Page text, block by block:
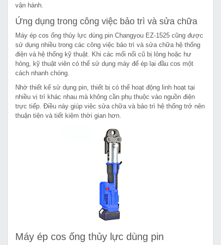
vận hành.
Ứng dụng trong công việc bảo trì và sửa chữa
Máy ép cos ống thủy lực dùng pin Changyou EZ-1525 cũng được
sử dụng nhiều trong các công việc bảo trì và sửa chữa hệ thống
điện và hệ thống kỹ thuật. Khi các mối nối cũ bị lỏng hoặc hư
hỏng, kỹ thuật viên có thể sử dụng máy để ép lại đầu cos một
cách nhanh chóng.
Nhờ thiết kế sử dụng pin, thiết bị có thể hoạt động linh hoạt tại
nhiều vị trí khác nhau mà không cần phụ thuộc vào nguồn điện
trực tiếp. Điều này giúp việc sửa chữa và bảo trì hệ thống trở nên
thuận tiện và tiết kiệm thời gian hơn.
Máy ép cos ống thủy lực dùng pin